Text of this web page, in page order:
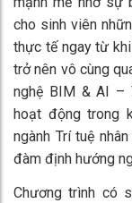
cho sinh viên
thực tế ngay từ
trở nên vô cùng
nghệ BIM & AI –
hoạt động trong
ngành Trí tuệ
đàm định hướng
Chương trình có